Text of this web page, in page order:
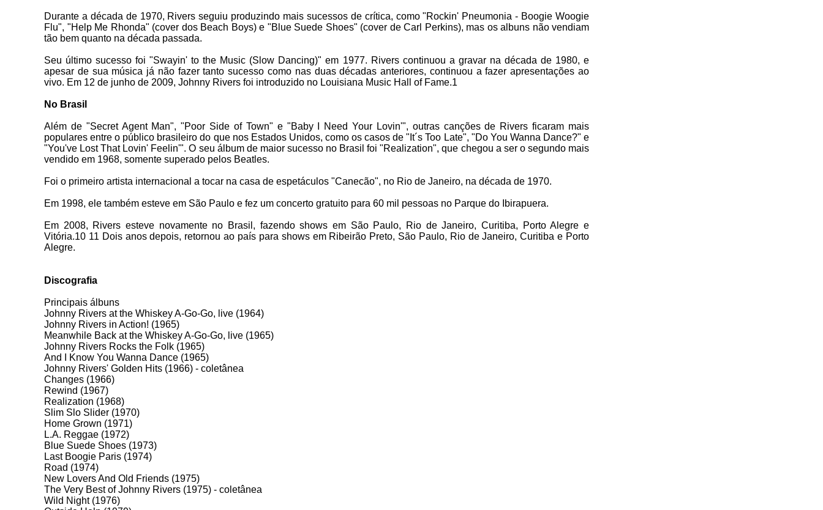
Durante a década de 1970, Rivers seguiu produzindo mais sucessos de crítica, como "Rockin' Pneumonia - Boogie Woogie
Flu", "Help Me Rhonda" (cover dos Beach Boys) e "Blue Suede Shoes" (cover de Carl Perkins), mas os albuns não vendiam
tão bem quanto na década passada.
Seu último sucesso foi "Swayin' to the Music (Slow Dancing)" em 1977. Rivers continuou a gravar na década de 1980, e
apesar de sua música já não fazer tanto sucesso como nas duas décadas anteriores, continuou a fazer apresentações ao
vivo. Em 12 de junho de 2009, Johnny Rivers foi introduzido no Louisiana Music Hall of Fame.1
No Brasil
Além de "Secret Agent Man", "Poor Side of Town" e "Baby I Need Your Lovin'", outras canções de Rivers ficaram mais
populares entre o público brasileiro do que nos Estados Unidos, como os casos de "It´s Too Late", "Do You Wanna Dance?" e
"You've Lost That Lovin' Feelin'". O seu álbum de maior sucesso no Brasil foi "Realization", que chegou a ser o segundo mais
vendido em 1968, somente superado pelos Beatles.
Foi o primeiro artista internacional a tocar na casa de espetáculos "Canecão", no Rio de Janeiro, na década de 1970.
Em 1998, ele também esteve em São Paulo e fez um concerto gratuito para 60 mil pessoas no Parque do Ibirapuera.
Em 2008, Rivers esteve novamente no Brasil, fazendo shows em São Paulo, Rio de Janeiro, Curitiba, Porto Alegre e
Vitória.10 11 Dois anos depois, retornou ao país para shows em Ribeirão Preto, São Paulo, Rio de Janeiro, Curitiba e Porto
Alegre.
Discografia
Principais álbuns
Johnny Rivers at the Whiskey A-Go-Go, live (1964)
Johnny Rivers in Action! (1965)
Meanwhile Back at the Whiskey A-Go-Go, live (1965)
Johnny Rivers Rocks the Folk (1965)
And I Know You Wanna Dance (1965)
Johnny Rivers' Golden Hits (1966) - coletânea
Changes (1966)
Rewind (1967)
Realization (1968)
Slim Slo Slider (1970)
Home Grown (1971)
L.A. Reggae (1972)
Blue Suede Shoes (1973)
Last Boogie Paris (1974)
Road (1974)
New Lovers And Old Friends (1975)
The Very Best of Johnny Rivers (1975) - coletânea
Wild Night (1976)